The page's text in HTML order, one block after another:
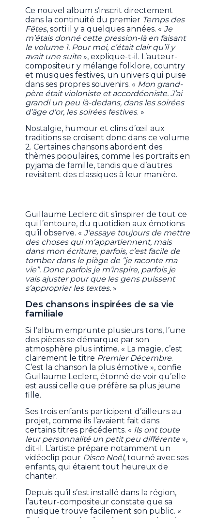
Ce nouvel album s’inscrit directement
dans la continuité du premier Temps des
Fêtes, sorti il y a quelques années. «Je
m’étais donné cette pression-là en faisant
le volume 1. Pour moi, c’était clair qu’il y
avait une suite», explique-t-il. L’auteur-
compositeur y mélange folklore, country
et musiques festives, un univers qui puise
dans ses propres souvenirs. « Mon grand-
père était violoniste et accordéoniste. J’ai
grandi un peu là-dedans, dans les soirées
d’âge d’or, les soirées festives. »
Nostalgie, humour et clins d’œil aux
traditions se croisent donc dans ce volume
2. Certaines chansons abordent des
thèmes populaires, comme les portraits en
pyjama de famille, tandis que d’autres
revisitent des classiques à leur manière.
Guillaume Leclerc dit s’inspirer de tout ce
qui l’entoure, du quotidien aux émotions
qu’il observe. « J’essaye toujours de mettre
des choses qui m’appartiennent, mais
dans mon écriture, parfois, c’est facile de
tomber dans le piège de “je raconte ma
vie”. Donc parfois je m’inspire, parfois je
vais ajuster pour que les gens puissent
s’approprier les textes. »
Des chansons inspirées de sa vie
familiale
Si l’album emprunte plusieurs tons, l’une
des pièces se démarque par son
atmosphère plus intime. « La magie, c’est
clairement le titre Premier Décembre.
C’est la chanson la plus émotive », confie
Guillaume Leclerc, étonné de voir qu’elle
est aussi celle que préfère sa plus jeune
fille.
Ses trois enfants participent d’ailleurs au
projet, comme ils l’avaient fait dans
certains titres précédents. « Ils ont toute
leur personnalité un petit peu différente»,
dit-il. L’artiste prépare notamment un
vidéoclip pour Disco Noël, tourné avec ses
enfants, qui étaient tout heureux de
chanter.
Depuis qu’il s’est installé dans la région,
l’auteur-compositeur constate que sa
musique trouve facilement son public. «